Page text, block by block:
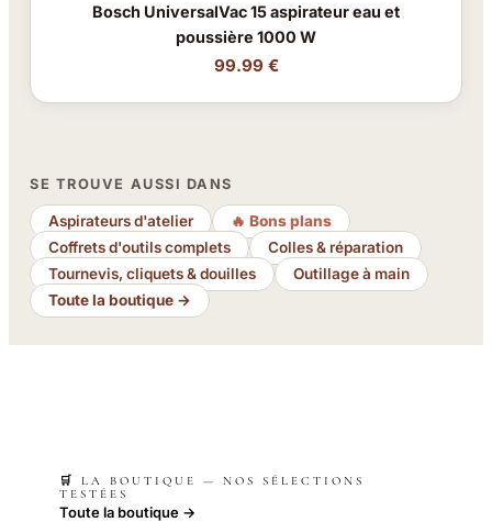
Bosch UniversalVac 15 aspirateur eau et
poussière 1000 W
99.99 €
SE TROUVE AUSSI DANS
Aspirateurs d'atelier
🔥 Bons plans
Coffrets d'outils complets
Colles & réparation
Tournevis, cliquets & douilles
Outillage à main
Toute la boutique →
🛒 LA BOUTIQUE — NOS SÉLECTIONS
TESTÉES
Toute la boutique →